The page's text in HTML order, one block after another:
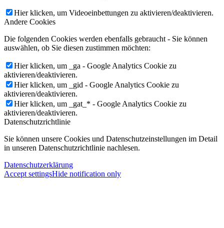
Hier klicken, um Videoeinbettungen zu aktivieren/deaktivieren.
Andere Cookies
Die folgenden Cookies werden ebenfalls gebraucht - Sie können
auswählen, ob Sie diesen zustimmen möchten:
Hier klicken, um _ga - Google Analytics Cookie zu
aktivieren/deaktivieren.
Hier klicken, um _gid - Google Analytics Cookie zu
aktivieren/deaktivieren.
Hier klicken, um _gat_* - Google Analytics Cookie zu
aktivieren/deaktivieren.
Datenschutzrichtlinie
Sie können unsere Cookies und Datenschutzeinstellungen im Detail
in unseren Datenschutzrichtlinie nachlesen.
Datenschutzerklärung
Accept settingsHide notification only